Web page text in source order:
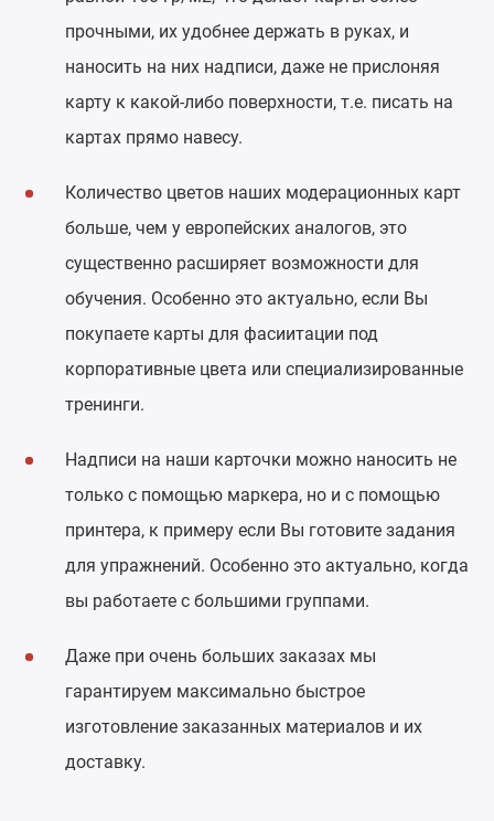
прочными, их удобнее держать в руках, и
наносить на них надписи, даже не прислоняя
карту к какой-либо поверхности, т.е. писать на
картах прямо навесу.
Количество цветов наших модерационных карт
больше, чем у европейских аналогов, это
существенно расширяет возможности для
обучения. Особенно это актуально, если Вы
покупаете карты для фасиитации под
корпоративные цвета или специализированные
тренинги.
Надписи на наши карточки можно наносить не
только с помощью маркера, но и с помощью
принтера, к примеру если Вы готовите задания
для упражнений. Особенно это актуально, когда
вы работаете с большими группами.
Даже при очень больших заказах мы
гарантируем максимально быстрое
изготовление заказанных материалов и их
доставку.